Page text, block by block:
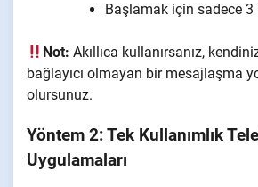
Başlamak için sadece
Not: Akıllıca kullanırsanız,
bağlayıcı olmayan bir mesajlaşma
olursunuz.
Yöntem 2: Tek Kullanımlık
Uygulamaları